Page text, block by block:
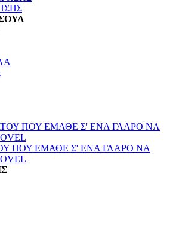
ΠΟΥ ΕΜΑΘΕ Σ' ΕΝΑ ΓΛΑΡΟ ΝΑ